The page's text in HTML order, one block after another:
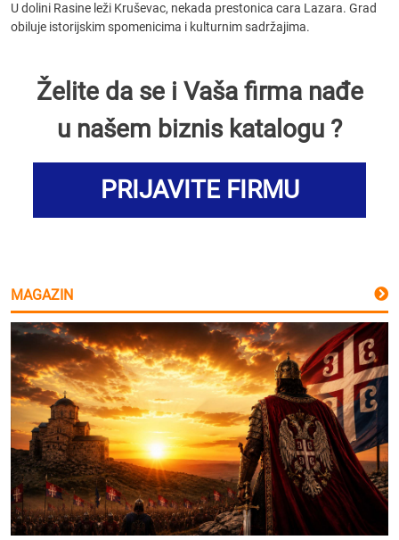
U dolini Rasine leži Kruševac, nekada prestonica cara Lazara. Grad
obiluje istorijskim spomenicima i kulturnim sadržajima.
Želite da se i Vaša firma nađe
u našem biznis katalogu ?
PRIJAVITE FIRMU
MAGAZIN